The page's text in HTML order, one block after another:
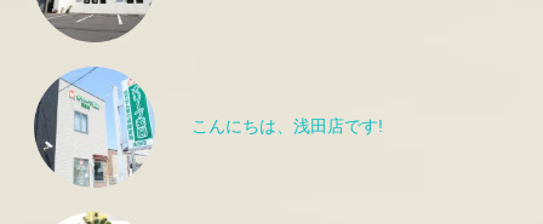
こんにちは、浅田店です!